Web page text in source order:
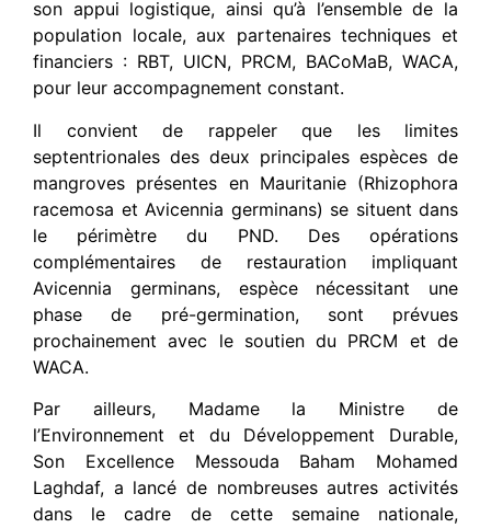
son appui logistique, ainsi qu’à l’ensemble de la
population locale, aux partenaires techniques et
financiers : RBT, UICN, PRCM, BACoMaB, WACA,
pour leur accompagnement constant.
Il convient de rappeler que les limites
septentrionales des deux principales espèces de
mangroves présentes en Mauritanie (Rhizophora
racemosa et Avicennia germinans) se situent dans
le périmètre du PND. Des opérations
complémentaires de restauration impliquant
Avicennia germinans, espèce nécessitant une
phase de pré-germination, sont prévues
prochainement avec le soutien du PRCM et de
WACA.
Par ailleurs, Madame la Ministre de
l’Environnement et du Développement Durable,
Son Excellence Messouda Baham Mohamed
Laghdaf, a lancé de nombreuses autres activités
dans le cadre de cette semaine nationale,